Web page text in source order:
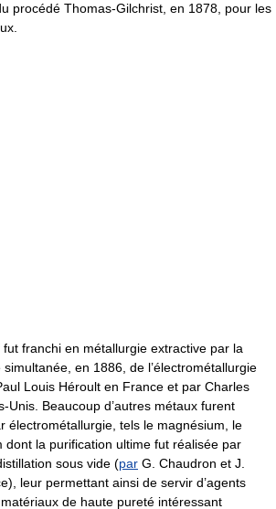
procédé Thomas-Gilchrist, en 1878, pour les
franchi en métallurgie extractive par la
en 1886, de l’électrométallurgie
Louis Héroult en France et par Charles
Unis. Beaucoup d’autres métaux furent
électrométallurgie, tels le magnésium, le
dont la purification ultime fut réalisée par
sous vide (par G. Chaudron et J.
leur permettant ainsi de servir d’agents
de haute pureté intéressant